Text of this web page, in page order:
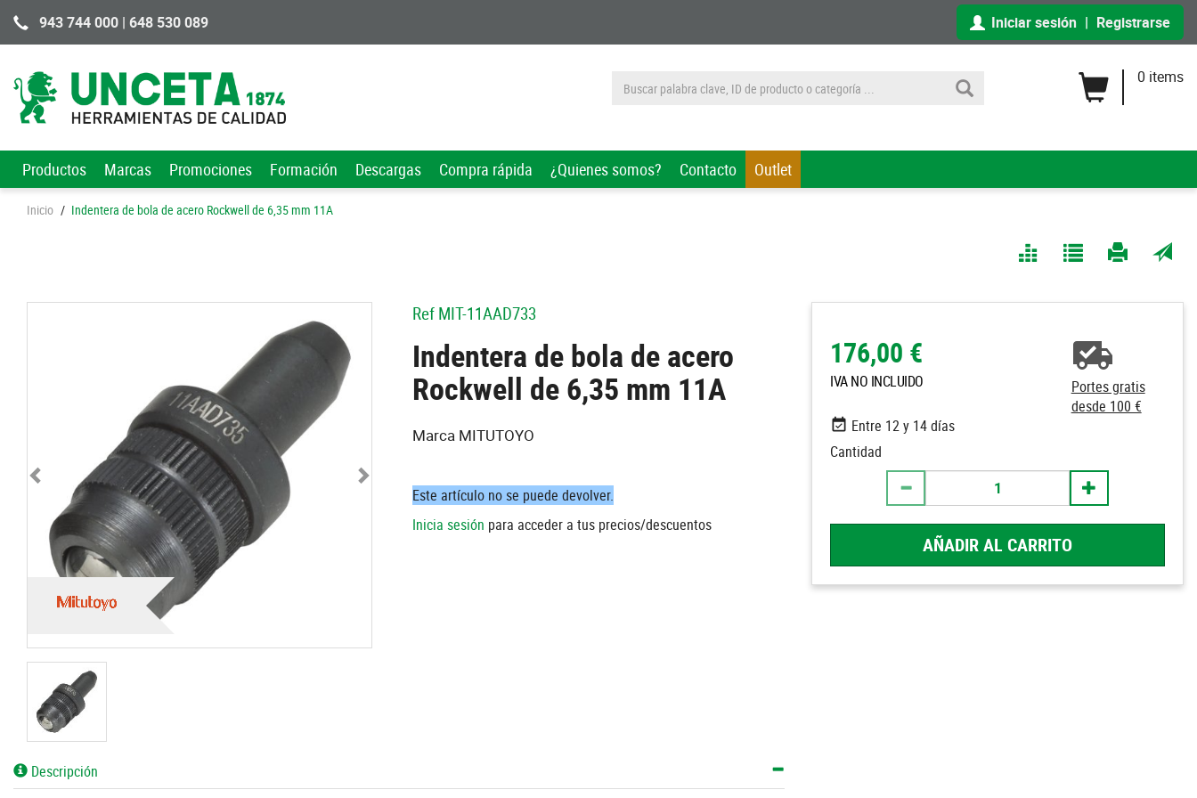
943 744 000 | 648 530 089 Iniciar sesión | Registrarse
0 items
Productos Marcas Promociones Formación Descargas Compra rápida ¿Quienes somos? Contacto Outlet
Inicio / Indentera de bola de acero Rockwell de 6,35 mm 11A
RefMIT-11AAD733
Indentera de bola de acero
Rockwell de 6,35 mm 11A
176,00 €
IVA NO INCLUIDO
Portes gratis
desde 100 €
Entre 12 y 14 días
Cantidad
AÑADIR AL CARRITO
Marca MITUTOYO
Este artículo no se puede devolver.
Inicia sesión para acceder a tus precios/descuentos
Descripción